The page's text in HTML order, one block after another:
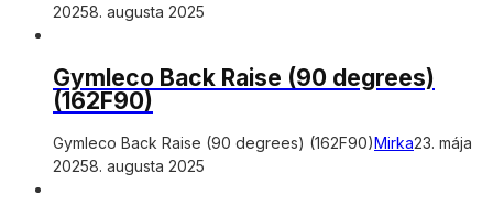
20258. augusta 2025
Gymleco Back Raise (90 degrees)
(162F90)
Gymleco Back Raise (90 degrees) (162F90)Mirka23. mája
20258. augusta 2025